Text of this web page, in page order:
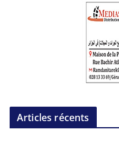
Articles récents